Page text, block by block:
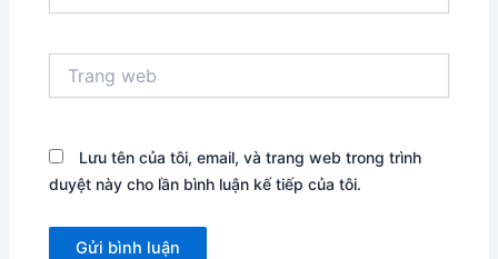
web
Lưu tên của tôi, email, và trang web trong trình
duyệt này cho lần bình luận kế tiếp của tôi.